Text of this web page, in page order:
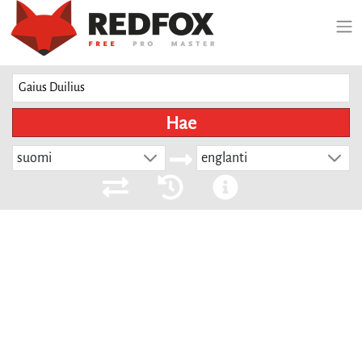
Hae
suomi englanti